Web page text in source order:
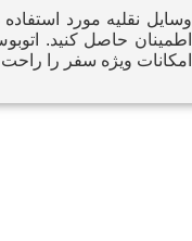
وسایل نقلیه مورد
امکانات ویژه سفر را